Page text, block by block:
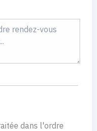
dans l'ordre